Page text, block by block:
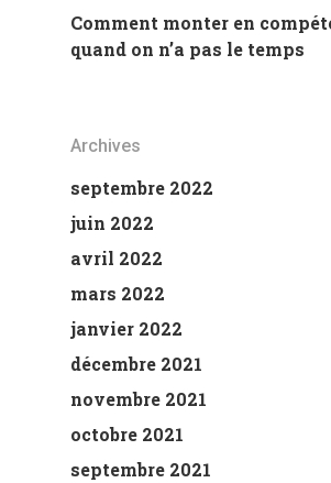
Comment monter en
quand on n’a pas le temps
Archives
septembre 2022
juin 2022
avril 2022
mars 2022
janvier 2022
décembre 2021
novembre 2021
octobre 2021
septembre 2021